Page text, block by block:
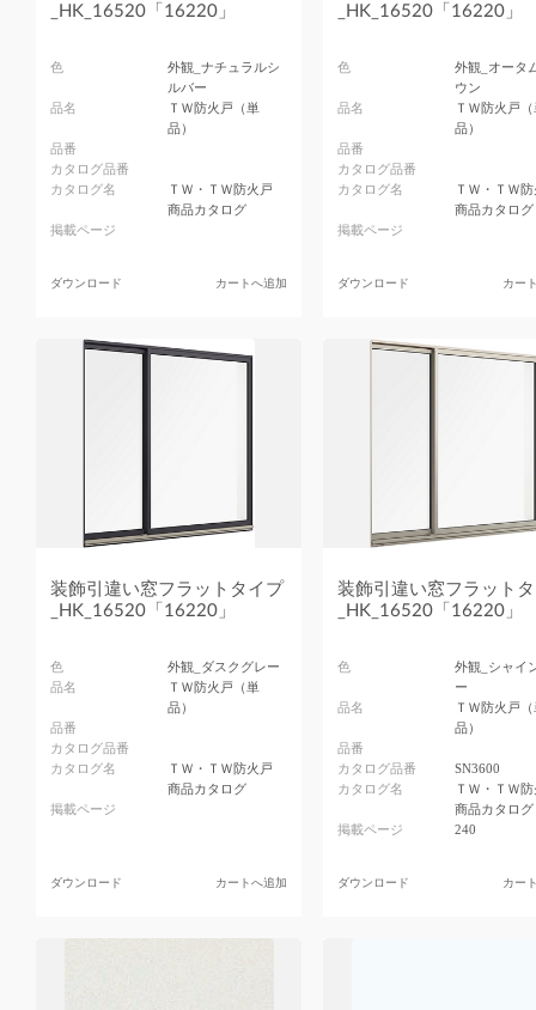
_HK_16520「16220」
色
外観_ナチュラルシ
ルバー
品名
ＴＷ防火戸（単
品）
品番
カタログ品番
カタログ名
ＴＷ・ＴＷ防火戸
商品カタログ
掲載ページ
ダウンロード カートへ追加
_HK_16520「16220」
色
外観_オータ
ウン
品名
ＴＷ防火戸
品）
品番
カタログ品番
カタログ名
ＴＷ・ＴＷ
商品カタログ
掲載ページ
ダウンロード カー
装飾引違い窓フラットタイプ
_HK_16520「16220」
色
外観_ダスクグレー
品名
ＴＷ防火戸（単
品）
品番
カタログ品番
カタログ名
ＴＷ・ＴＷ防火戸
商品カタログ
掲載ページ
ダウンロード カートへ追加
装飾引違い窓フラット
_HK_16520「16220」
色
外観_シャイ
ー
品名
ＴＷ防火戸
品）
品番
カタログ品番
SN3600
カタログ名
ＴＷ・ＴＷ
商品カタログ
掲載ページ
240
ダウンロード カー